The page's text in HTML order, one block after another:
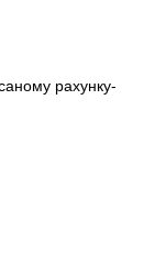
рахунку-